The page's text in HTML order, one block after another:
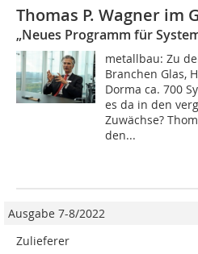
Thomas P. Wagner im
„Neues Programm für
metallbau: Zu
Branchen Glas,
Dorma ca. 700
es da in den
Zuwächse?
den...
Ausgabe 7-8/2022
Zulieferer